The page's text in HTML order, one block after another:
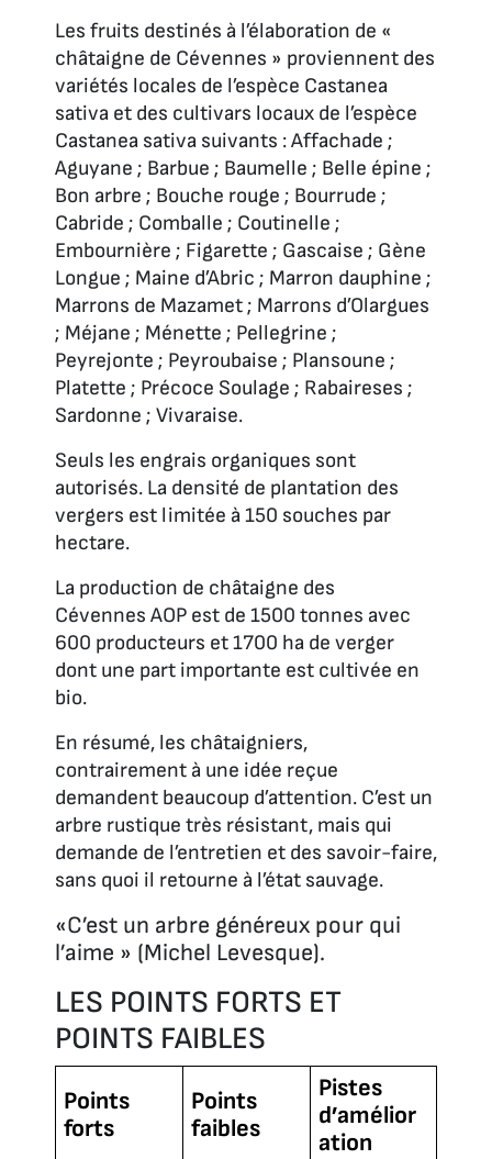
Les fruits destinés à l’élaboration de «
châtaigne de Cévennes » proviennent des
variétés locales de l’espèce Castanea
sativa et des cultivars locaux de l’espèce
Castanea sativa suivants : Affachade ;
Aguyane ; Barbue ; Baumelle ; Belle épine ;
Bon arbre ; Bouche rouge ; Bourrude ;
Cabride ; Comballe ; Coutinelle ;
Embournière ; Figarette ; Gascaise ; Gène
Longue ; Maine d’Abric ; Marron dauphine ;
Marrons de Mazamet ; Marrons d’Olargues
; Méjane ; Ménette ; Pellegrine ;
Peyrejonte ; Peyroubaise ; Plansoune ;
Platette ; Précoce Soulage ; Rabaireses ;
Sardonne ; Vivaraise.
Seuls les engrais organiques sont
autorisés. La densité de plantation des
vergers est limitée à 150 souches par
hectare.
La production de châtaigne des
Cévennes AOP est de 1500 tonnes avec
600 producteurs et 1700 ha de verger
dont une part importante est cultivée en
bio.
En résumé, les châtaigniers,
contrairement à une idée reçue
demandent beaucoup d’attention. C’est un
arbre rustique très résistant, mais qui
demande de l’entretien et des savoir-faire,
sans quoi il retourne à l’état sauvage.
«C’est un arbre généreux pour qui
l’aime » (Michel Levesque).
LES POINTS FORTS ET
POINTS FAIBLES
Points
forts
Points
faibles
Pistes
d’amélior
ation